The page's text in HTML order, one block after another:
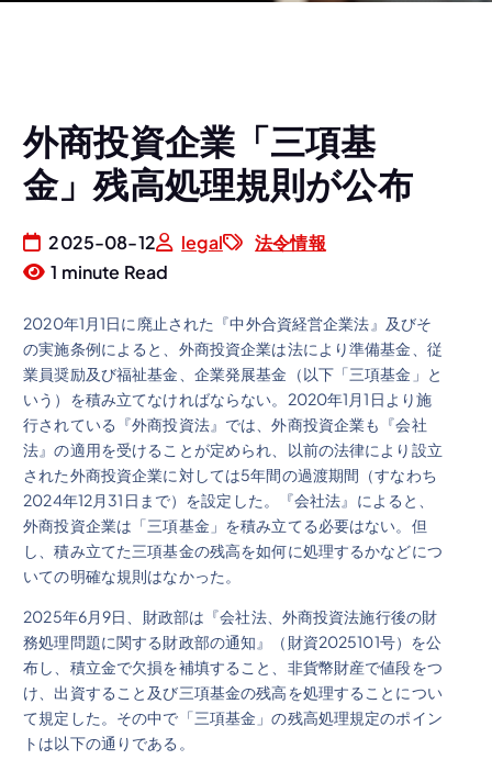
外商投資企業「三項基
金」残高処理規則が公布
2025-08-12 legal
法令情報
1 minute Read
2020年1月1日に廃止された『中外合資経営企業法』及びそ
の実施条例によると、外商投資企業は法により準備基金、従
業員奨励及び福祉基金、企業発展基金（以下「三項基金」と
いう）を積み立てなければならない。2020年1月1日より施
行されている『外商投資法』では、外商投資企業も『会社
法』の適用を受けることが定められ、以前の法律により設立
された外商投資企業に対しては5年間の過渡期間（すなわち
2024年12月31日まで）を設定した。『会社法』によると、
外商投資企業は「三項基金」を積み立てる必要はない。但
し、積み立てた三項基金の残高を如何に処理するかなどにつ
いての明確な規則はなかった。
2025年6月9日、財政部は『会社法、外商投資法施行後の財
務処理問題に関する財政部の通知』（財資2025101号）を公
布し、積立金で欠損を補填すること、非貨幣財産で値段をつ
け、出資すること及び三項基金の残高を処理することについ
て規定した。その中で「三項基金」の残高処理規定のポイン
トは以下の通りである。